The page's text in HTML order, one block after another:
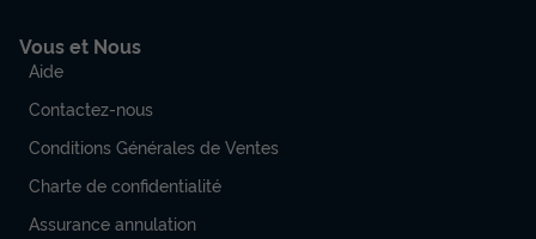
Vous et Nous
Aide
Contactez-nous
Conditions Générales de Ventes
Charte de confidentialité
Assurance annulation